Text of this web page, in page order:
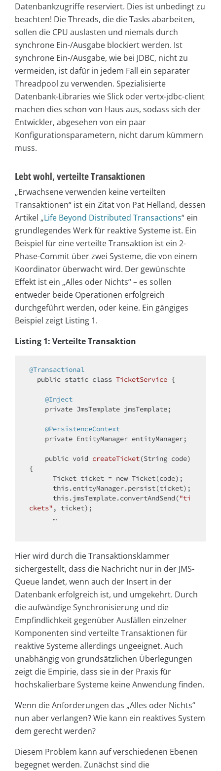
Datenbankzugriffe reserviert. Dies ist unbedingt zu
beachten! Die Threads, die die Tasks abarbeiten,
sollen die CPU auslasten und niemals durch
synchrone Ein-/Ausgabe blockiert werden. Ist
synchrone Ein-/Ausgabe, wie bei JDBC, nicht zu
vermeiden, ist dafür in jedem Fall ein separater
Threadpool zu verwenden. Spezialisierte
Datenbank-Libraries wie Slick oder vertx-jdbc-client
machen dies schon von Haus aus, sodass sich der
Entwickler, abgesehen von ein paar
Konfigurationsparametern, nicht darum kümmern
muss.
Lebt wohl, verteilte Transaktionen
„Erwachsene verwenden keine verteilten
Transaktionen“ ist ein Zitat von Pat Helland, dessen
Artikel „Life Beyond Distributed Transactions“ ein
grundlegendes Werk für reaktive Systeme ist. Ein
Beispiel für eine verteilte Transaktion ist ein 2-
Phase-Commit über zwei Systeme, die von einem
Koordinator überwacht wird. Der gewünschte
Effekt ist ein „Alles oder Nichts“ – es sollen
entweder beide Operationen erfolgreich
durchgeführt werden, oder keine. Ein gängiges
Beispiel zeigt Listing 1.
Listing 1: Verteilte Transaktion
@Transactional
public static class TicketService {
@Inject
private JmsTemplate jmsTemplate;
@PersistenceContext
private EntityManager entityManager;
public void createTicket(String code)
{
      Ticket ticket =
new Ticket(code);
this.entityManager.persist(ticket);
this.jmsTemplate.convertAndSend("ti
ckets" , ticket);
Hier wird durch die Transaktionsklammer
sichergestellt, dass die Nachricht nur in der JMS-
Queue landet, wenn auch der Insert in der
Datenbank erfolgreich ist, und umgekehrt. Durch
die aufwändige Synchronisierung und die
Empfindlichkeit gegenüber Ausfällen einzelner
Komponenten sind verteilte Transaktionen für
reaktive Systeme allerdings ungeeignet. Auch
unabhängig von grundsätzlichen Überlegungen
zeigt die Empirie, dass sie in der Praxis für
hochskalierbare Systeme keine Anwendung finden.
Wenn die Anforderungen das „Alles oder Nichts“
nun aber verlangen? Wie kann ein reaktives System
dem gerecht werden?
Diesem Problem kann auf verschiedenen Ebenen
begegnet werden. Zunächst sind die